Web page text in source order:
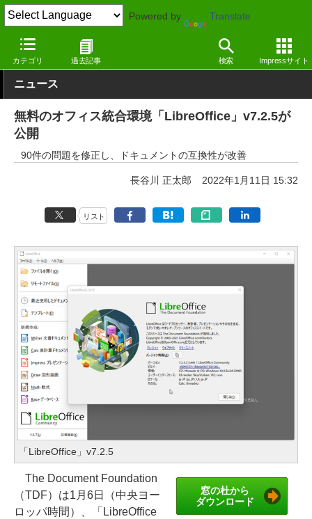
Powered by Translate
カテゴリ 過去記事 検索 Impressサイト
窓の杜 オフィス・ドキュメント Windows
ニュース
無料のオフィス統合環境「LibreOffice」v7.2.5が
公開
90件の問題を修正し、ドキュメントの互換性が改善
長谷川 正太郎 2022年1月11日 15:32
リスト
「LibreOffice」v7.2.5
窓の杜から
ダウンロード
The Document Foundation
（TDF）は1月6日（中央ヨー
ロッパ時間）、「LibreOffice